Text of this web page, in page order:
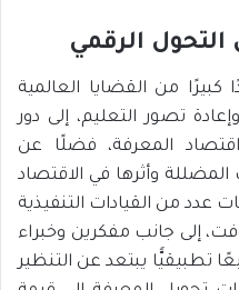
الرقمي
كبيرًا من القضايا العالمية
تصور التعليم، إلى دور
المعرفة، فضلًا عن
وأثرها في الاقتصاد
عدد من القيادات التنفيذية
إلى جانب مفكرين وخبراء
تطبيقيًّا يبتعد عن التنظير